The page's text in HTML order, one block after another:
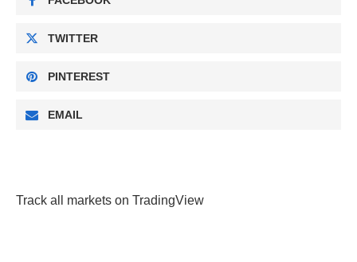
TWITTER
PINTEREST
EMAIL
Track all markets on TradingView